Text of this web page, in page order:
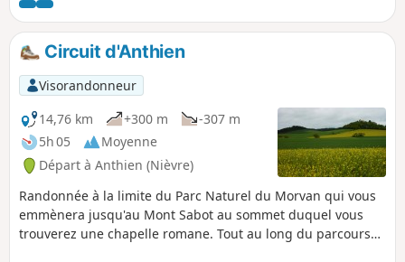
Circuit d'Anthien
Visorandonneur
14,76 km
+300 m
-307 m
5h 05
Moyenne
Départ à Anthien (Nièvre)
Randonnée à la limite du Parc Naturel du Morvan qui vous
emmènera jusqu'au Mont Sabot au sommet duquel vous
trouverez une chapelle romane. Tout au long du parcours